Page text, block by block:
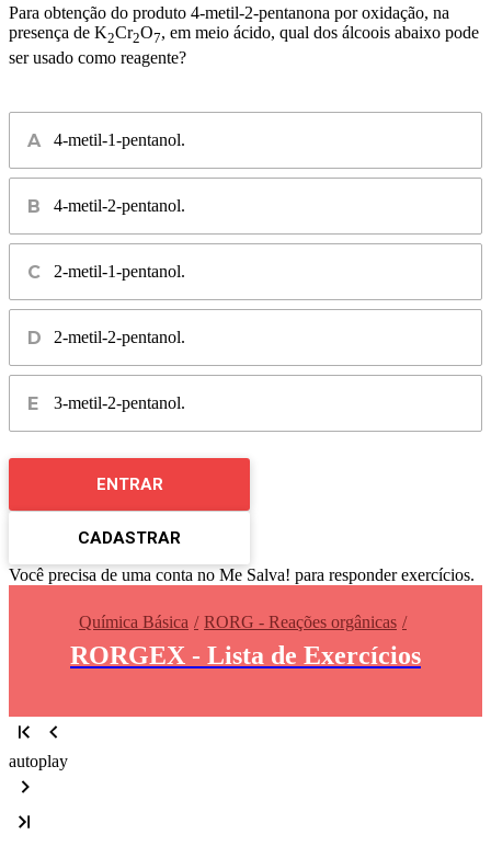
Para obtenção do produto 4-metil-2-pentanona por oxidação, na
presença de K2Cr2O7, em meio ácido, qual dos álcoois abaixo pode
ser usado como reagente?
4-metil-1-pentanol.
4-metil-2-pentanol.
2-metil-1-pentanol.
2-metil-2-pentanol.
3-metil-2-pentanol.
ENTRAR
CADASTRAR
Você precisa de uma conta no Me Salva! para responder exercícios.
Química Básica RORG - Reações orgânicas
RORGEX - Lista de Exercícios
autoplay